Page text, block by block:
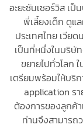
อะยะซันเซอร์วิส เ
พี่เลี้ยงเด็ก ดูแ
ประเทศไทย เวีย
เป็นที่หนึ่งในบริษัท
ขยายไปทั่วโลก
เตรียมพร้อมให้บริ
application ร
ต้องการของลูกค้
ท่านจึงสามารถ